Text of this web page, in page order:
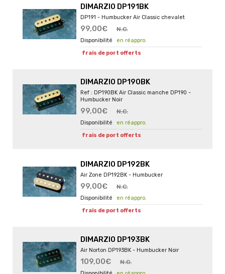
DIMARZIO DP191BK
DP191 - Humbucker Air Classic chevalet
99,00€ N.C.
en réappro.
frais de port offerts
DIMARZIO DP190BK
Ref : DP190BK Air Classic manche DP190 -
Humbucker Noir
99,00€ N.C.
en réappro.
frais de port offerts
DIMARZIO DP192BK
Air Zone DP192BK - Humbucker
99,00€ N.C.
en réappro.
frais de port offerts
DIMARZIO DP193BK
Air Norton DP193BK - Humbucker Noir
109,00€ N.C.